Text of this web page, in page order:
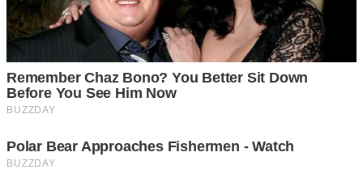
ขาวบาง เพื่อเอาพวกกาก และเศษของด อ กเก๊กฮวยออก ใช้ดื่ม
ได้ตลอดทั้งวัน สามารถใส่น้ำตาลเติมลงไปได้ แต่ไม่ควรมากนัก